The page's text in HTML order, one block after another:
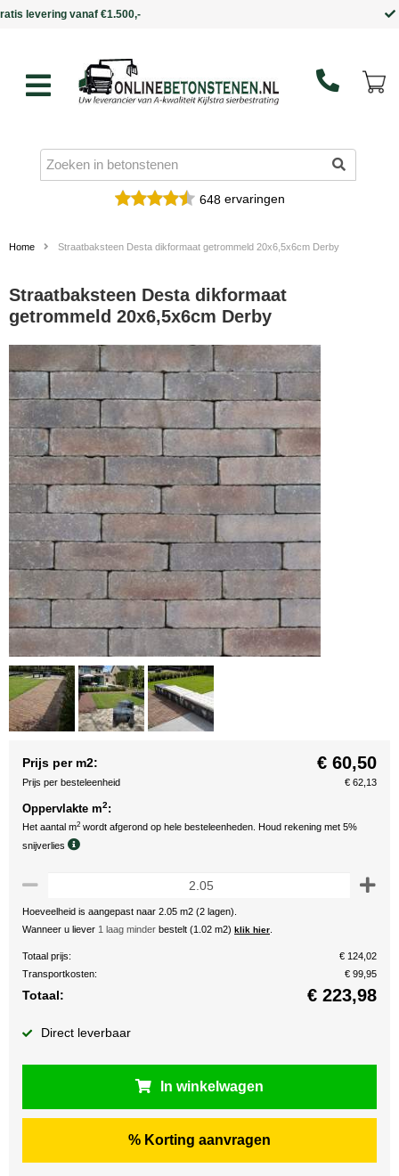
Binnen 5 werkdagen in huis
648ervaringen
Home Straatbaksteen Desta dikformaat getrommeld 20x6,5x6cm Derby
Straatbaksteen Desta dikformaat
getrommeld 20x6,5x6cm Derby
Prijs per m2: € 60,50
Prijs per besteleenheid € 62,13
Oppervlakte m2:
Het aantal m2 wordt afgerond op hele besteleenheden. Houd rekening met 5%
snijverlies
Hoeveelheid is aangepast naar 2.05 m2 (2 lagen).
Wanneer u liever 1 laag minder bestelt (1.02 m2) klik hier
Totaal prijs:
€ 124,02
Transportkosten:
€ 99,95
Totaal: € 223,98
Direct leverbaar
In winkelwagen
% Korting aanvragen